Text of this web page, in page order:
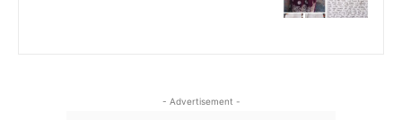
- Advertisement -